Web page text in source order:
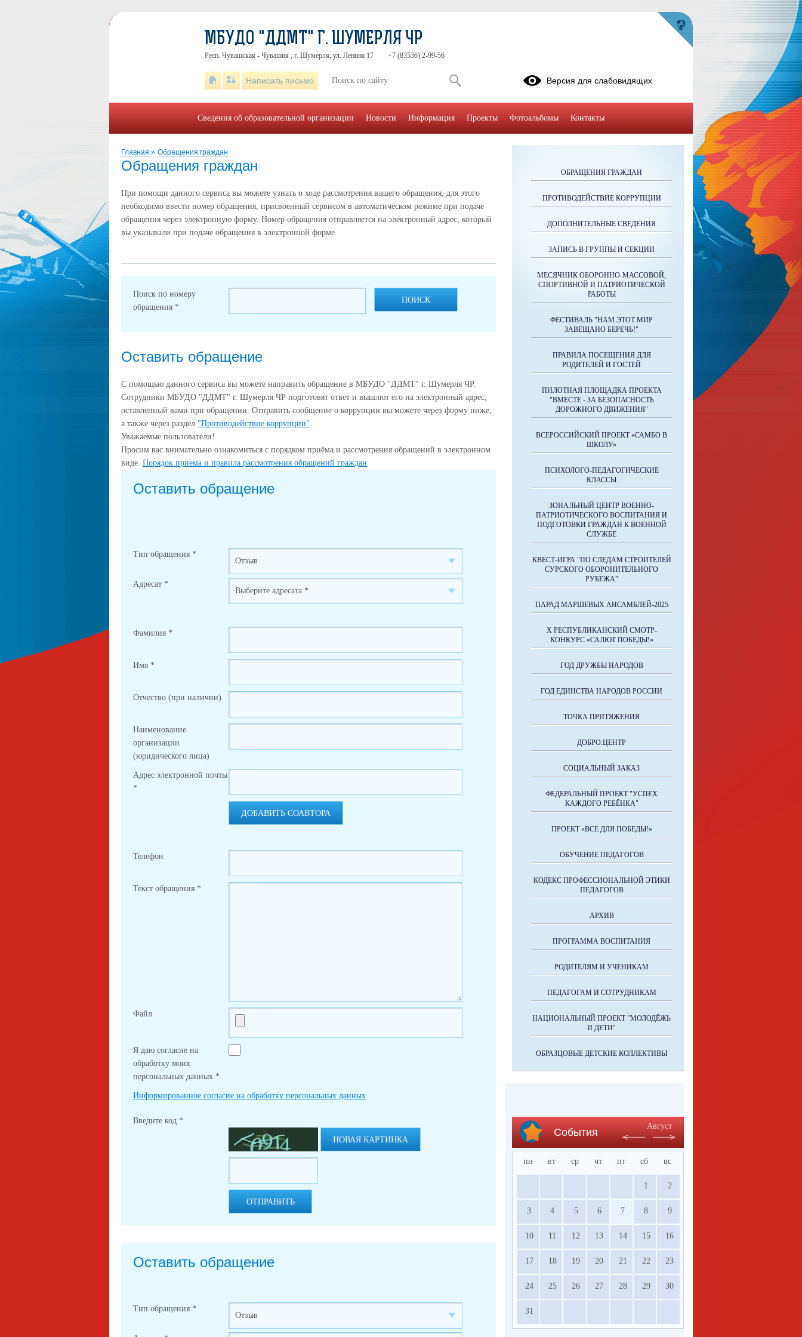
Главная » Обращения граждан
Обращения граждан
При помощи данного сервиса вы можете узнать о ходе рассмотрения вашего обращения, для этого
необходимо ввести номер обращения, присвоенный сервисом в автоматическом режиме при подаче
обращения через электронную форму. Номер обращения отправляется на электронный адрес, который
вы указывали при подаче обращения в электронной форме.
Поиск по номеру
обращения *
ПОИСК
Оставить обращение
С помощью данного сервиса вы можете направить обращение в МБУДО "ДДМТ" г. Шумерля ЧР.
Сотрудники МБУДО "ДДМТ" г. Шумерля ЧР подготовят ответ и вышлют его на электронный адрес,
оставленный вами при обращении. Отправить сообщение о коррупции вы можете через форму ниже,
а также через раздел "Противодействие коррупции".
Уважаемые пользователи!
Просим вас внимательно ознакомиться с порядком приёма и рассмотрения обращений в электронном
виде. Порядок приема и правила рассмотрения обращений граждан
Оставить обращение
Тип обращения *
Адресат *
Фамилия *
Имя *
Отчество (при наличии)
Наименование
организации
(юридического лица)
Адрес электронной почты
*
ДОБАВИТЬ СОАВТОРА
Телефон
Текст обращения *
Файл
Я даю согласие на
обработку моих
персональных данных *
Информированное согласие на обработку персональных данных
Введите код *
НОВАЯ КАРТИНКА
ОТПРАВИТЬ
Оставить обращение
Тип обращения *
ОБРАЩЕНИЯ ГРАЖДАН
ПРОТИВОДЕЙСТВИЕ КОРРУПЦИИ
ДОПОЛНИТЕЛЬНЫЕ СВЕДЕНИЯ
ЗАПИСЬ В ГРУППЫ И СЕКЦИИ
МЕСЯЧНИК ОБОРОННО-МАССОВОЙ,
СПОРТИВНОЙ И ПАТРИОТИЧЕСКОЙ
РАБОТЫ
ФЕСТИВАЛЬ "НАМ ЭТОТ МИР
ЗАВЕЩАНО БЕРЕЧЬ!"
ПРАВИЛА ПОСЕЩЕНИЯ ДЛЯ
РОДИТЕЛЕЙ И ГОСТЕЙ
ПИЛОТНАЯ ПЛОЩАДКА ПРОЕКТА
"ВМЕСТЕ - ЗА БЕЗОПАСНОСТЬ
ДОРОЖНОГО ДВИЖЕНИЯ"
ВСЕРОССИЙСКИЙ ПРОЕКТ «САМБО В
ШКОЛУ»
ПСИХОЛОГО-ПЕДАГОГИЧЕСКИЕ
КЛАССЫ
ЗОНАЛЬНЫЙ ЦЕНТР ВОЕННО-
ПАТРИОТИЧЕСКОГО ВОСПИТАНИЯ И
ПОДГОТОВКИ ГРАЖДАН К ВОЕННОЙ
СЛУЖБЕ
КВЕСТ-ИГРА "ПО СЛЕДАМ СТРОИТЕЛЕЙ
СУРСКОГО ОБОРОНИТЕЛЬНОГО
РУБЕЖА"
ПАРАД МАРШЕВЫХ АНСАМБЛЕЙ-2025
X РЕСПУБЛИКАНСКИЙ СМОТР-
КОНКУРС «САЛЮТ ПОБЕДЫ!»
ГОД ДРУЖБЫ НАРОДОВ
ГОД ЕДИНСТВА НАРОДОВ РОССИИ
ТОЧКА ПРИТЯЖЕНИЯ
ДОБРО.ЦЕНТР
СОЦИАЛЬНЫЙ ЗАКАЗ
ФЕДЕРАЛЬНЫЙ ПРОЕКТ "УСПЕХ
КАЖДОГО РЕБЁНКА"
ПРОЕКТ «ВСЕ ДЛЯ ПОБЕДЫ!»
ОБУЧЕНИЕ ПЕДАГОГОВ
КОДЕКС ПРОФЕССИОНАЛЬНОЙ ЭТИКИ
ПЕДАГОГОВ
АРХИВ
ПРОГРАММА ВОСПИТАНИЯ
РОДИТЕЛЯМ И УЧЕНИКАМ
ПЕДАГОГАМ И СОТРУДНИКАМ
НАЦИОНАЛЬНЫЙ ПРОЕКТ "МОЛОДЁЖЬ
И ДЕТИ"
ОБРАЗЦОВЫЕ ДЕТСКИЕ КОЛЛЕКТИВЫ
События
Август
пн вт ср чт пт сб вс
1 2
3 4 5 6 7 8 9
10 11 12 13 14 15 16
17 18 19 20 21 22 23
24 25 26 27 28 29 30
31
МБУДО "ДДМТ" Г. ШУМЕРЛЯ ЧР
Респ. Чувашская - Чувашия , г. Шумерля, ул. Ленина 17 +7 (83536) 2-99-56
Написать письмо Версия для слабовидящих
Сведения об образовательной организации Новости Информация Проекты Фотоальбомы Контакты